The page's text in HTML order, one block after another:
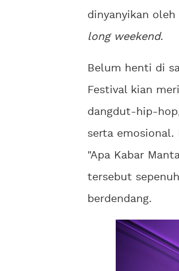
dinyanyikan
long weekend.
Belum henti di
Festival kian
dangdut-hip-
serta emosional.
"Apa Kabar
tersebut
berdendang.